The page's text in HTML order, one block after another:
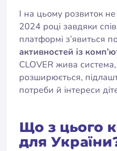
І на цьому розвиток
2024 році завдяки
платформі з’явиться
активностей із
CLOVER жива
розширюється,
потреби й інтереси
Що з цього
для